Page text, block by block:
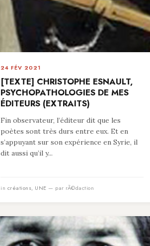
24 FÉV 2021
[TEXTE] CHRISTOPHE ESNAULT,
PSYCHOPATHOLOGIES DE MES
ÉDITEURS (EXTRAITS)
Fin observateur, l’éditeur dit que les
poètes sont très durs entre eux. Et en
s’appuyant sur son expérience en Syrie, il
dit aussi qu’il y...
in créations, UNE — par rÃ©daction